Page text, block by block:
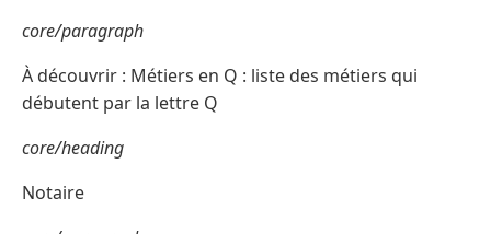
core/paragraph
À découvrir : Métiers en Q : liste des métiers qui
débutent par la lettre Q
core/heading
Notaire